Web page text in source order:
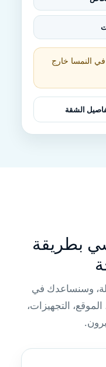
النمسا خارج
الشقة
بطريقة
وسنساعدك في
التجهيزات،